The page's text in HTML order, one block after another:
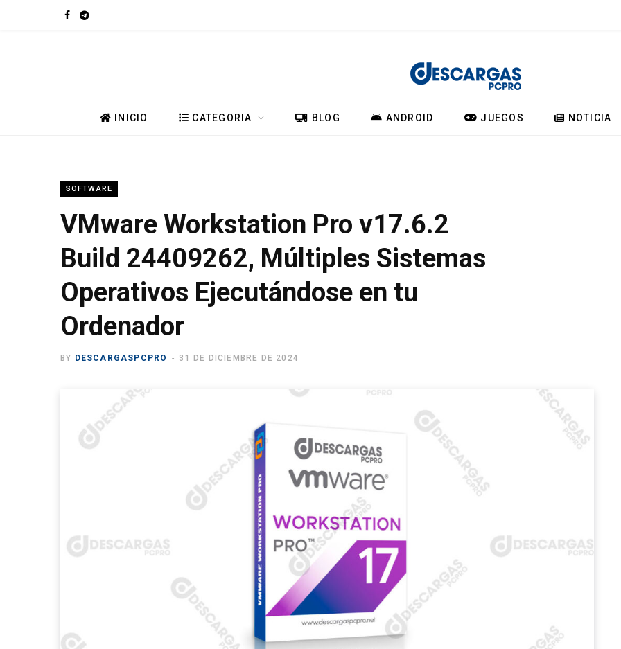
F
o
k
T
a
m
INICIO CATEGORIA BLOG ANDROID JUEGOS NOTICIA
SOFTWARE
VMware Workstation Pro v17.6.2
Build 24409262, Múltiples Sistemas
Operativos Ejecutándose en tu
Ordenador
BY DESCARGASPCPRO 31 DE DICIEMBRE DE 2024